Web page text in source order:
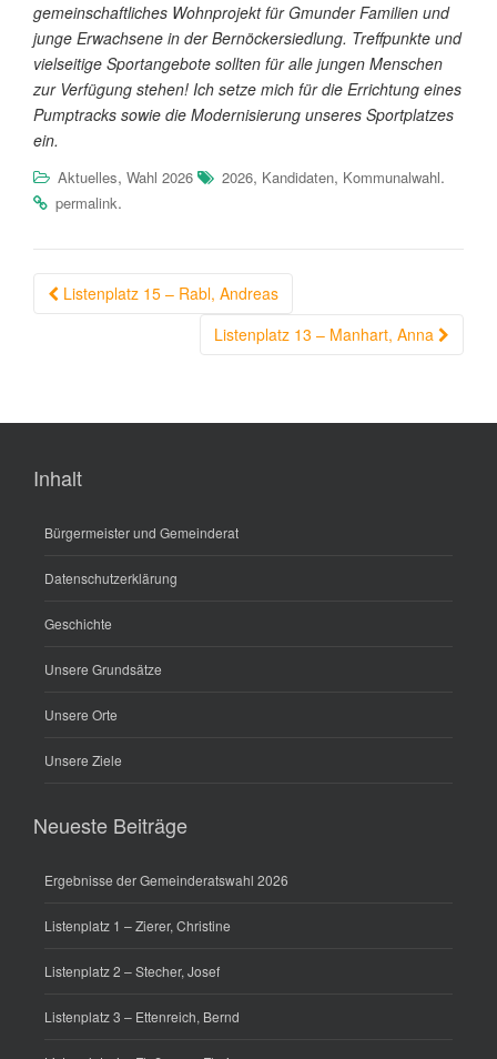
gemeinschaftliches Wohnprojekt für Gmunder Familien und
junge Erwachsene in der Bernöckersiedlung. Treffpunkte und
vielseitige Sportangebote sollten für alle jungen Menschen
zur Verfügung stehen! Ich setze mich für die Errichtung eines
Pumptracks sowie die Modernisierung unseres Sportplatzes
ein.
Aktuelles, Wahl 2026 2026, Kandidaten, Kommunalwahl.
permalink.
Beitragsnavigation
Listenplatz 15 – Rabl, Andreas
Listenplatz 13 – Manhart, Anna
Inhalt
Bürgermeister und Gemeinderat
Datenschutzerklärung
Geschichte
Unsere Grundsätze
Unsere Orte
Unsere Ziele
Neueste Beiträge
Ergebnisse der Gemeinderatswahl 2026
Listenplatz 1 – Zierer, Christine
Listenplatz 2 – Stecher, Josef
Listenplatz 3 – Ettenreich, Bernd